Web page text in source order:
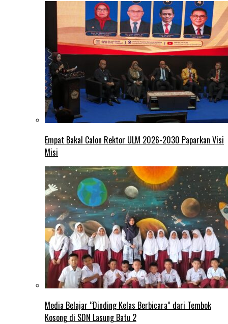
Empat Bakal Calon Rektor ULM 2026-2030 Paparkan Visi
Misi
Media Belajar “Dinding Kelas Berbicara” dari Tembok
Kosong di SDN Lasung Batu 2